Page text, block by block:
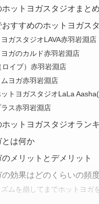
ットヨガスタジオまとめ
すすめのホットヨガス
ガスタジオLAVA赤羽岩淵店
ガのカルド赤羽岩淵店
ロイブ）赤羽岩淵店
ムヨガ赤羽岩淵店
トヨガスタジオLaLa
ラス赤羽岩淵店
ットヨガスタジオラン
とは何か
メリットとデメリット
の効果はどのくらいの頻
ムを崩してまでホットヨガ